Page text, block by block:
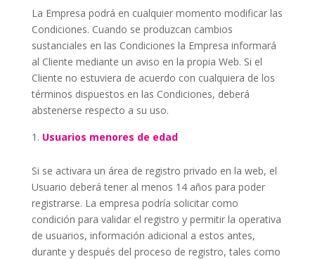
La Empresa podrá en cualquier momento modificar las
Condiciones. Cuando se produzcan cambios
sustanciales en las Condiciones la Empresa informará
al Cliente mediante un aviso en la propia Web. Si el
Cliente no estuviera de acuerdo con cualquiera de los
términos dispuestos en las Condiciones, deberá
abstenerse respecto a su uso.
Usuarios menores de edad
Si se activara un área de registro privado en la web, el
Usuario deberá tener al menos 14 años para poder
registrarse. La empresa podría solicitar como
condición para validar el registro y permitir la operativa
de usuarios, información adicional a estos antes,
durante y después del proceso de registro, tales como